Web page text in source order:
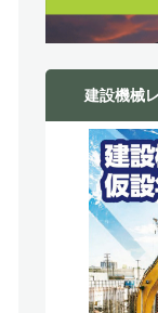
建設機械